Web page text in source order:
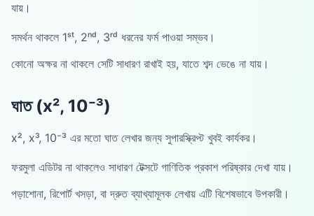
যায়।
সমর্থন থাকলে 1ˢᵗ, 2ⁿᵈ, 3ʳᵈ ধরনের ফর্ম পাওয়া সম্ভব।
কোনো অক্ষর না থাকলে সেটি সাধারণ রাখাই হয়, যাতে শব্দ ভেঙে না যায়।
ঘাত (x², 10⁻³)
x², x³, 10⁻³ এর মতো ঘাত লেখার জন্য সুপারস্ক্রিপ্ট খুবই কার্যকর।
ফরমুলা এডিটর না থাকলেও সাধারণ টেক্সটে গাণিতিক প্রকাশ পরিষ্কার দেখা যায়।
পড়াশোনা, রিপোর্ট খসড়া, বা দ্রুত ব্যাখ্যামূলক লেখায় এটি বিশেষভাবে উপকারী।